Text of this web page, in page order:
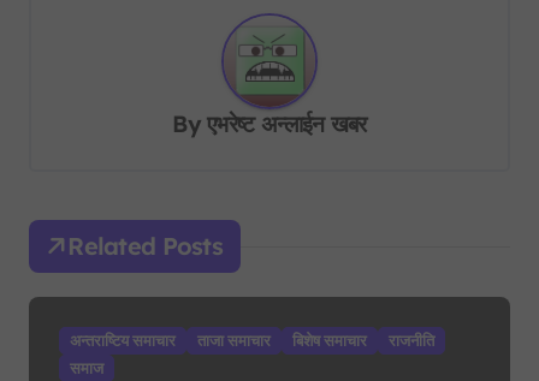
a
t
i
Byएभरेष्ट अन्लाईन खबर
Related Posts
अन्तराष्टिय समाचार ताजा समाचार बिशेष समाचार
राजनीति
समाज